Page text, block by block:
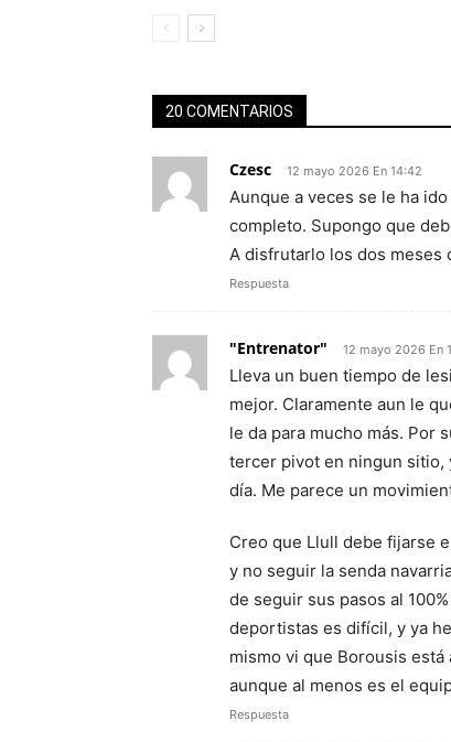
20 COMENTARIOS
Czesc 12 mayo 2026 En 14:42
Aunque a veces se le ha
completo. Supongo que
A disfrutarlo los dos meses
Respuesta
"Entrenator" 12 mayo 2026 En
Lleva un buen tiempo de
mejor. Claramente aun le
le da para mucho más. Por
tercer pivot en ningun sitio,
día. Me parece un
Creo que Llull debe fijarse
y no seguir la senda
de seguir sus pasos al
deportistas es difícil, y ya
mismo vi que Borousis
aunque al menos es el
Respuesta